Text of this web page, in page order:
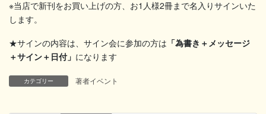
※当店で新刊をお買い上げの方、お1人様2冊まで名入りサインいた
します。
★サインの内容は、サイン会に参加の方は 「為書き＋メッセージ
＋サイン＋日付」 になります
カテゴリー 著者イベント